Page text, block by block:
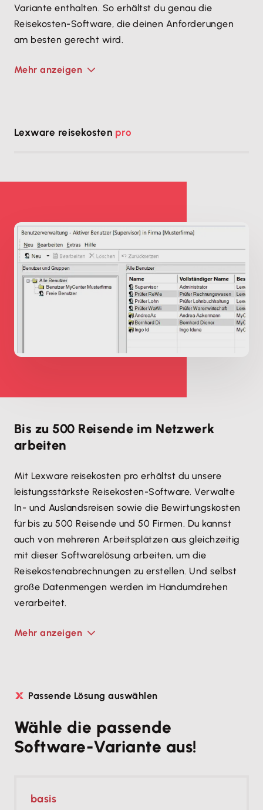
Variante enthalten. So erhältst du genau die
Reisekosten-Software, die deinen Anforderungen
am besten gerecht wird.
Mehr anzeigen
Lexware reisekosten pro
Bis zu 500 Reisende im Netzwerk
arbeiten
Mit Lexware reisekosten pro erhältst du unsere
leistungsstärkste Reisekosten-Software. Verwalte
In- und Auslandsreisen sowie die Bewirtungskosten
für bis zu 500 Reisende und 50 Firmen. Du kannst
auch von mehreren Arbeitsplätzen aus gleichzeitig
mit dieser Softwarelösung arbeiten, um die
Reisekostenabrechnungen zu erstellen. Und selbst
große Datenmengen werden im Handumdrehen
verarbeitet.
Mehr anzeigen
Passende Lösung auswählen
Wähle die passende
Software-Variante aus!
basis